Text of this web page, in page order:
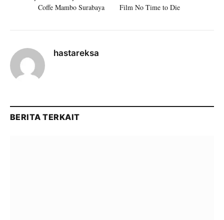
Coffe Mambo Surabaya
Film No Time to Die
hastareksa
BERITA TERKAIT